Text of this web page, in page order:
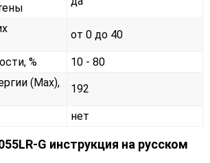
от 0 до 40
%
10 - 80
(Max),
192
нет
G инструкция на русском